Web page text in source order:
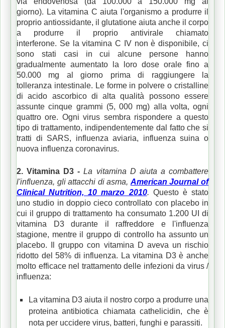
giorno). La vitamina C aiuta l'organismo a produrre il
proprio antiossidante, il glutatione aiuta anche il corpo
a produrre il proprio antivirale chiamato
interferone. Se la vitamina C IV non è disponibile, ci
sono stati casi in cui alcune persone hanno
gradualmente aumentato la loro dose orale fino a
50.000 mg al giorno prima di raggiungere la
tolleranza intestinale. Le forme in polvere o cristalline
di acido ascorbico di alta qualità possono essere
assunte cinque grammi (5, 000 mg) alla volta, ogni
quattro ore. Ogni virus sembra rispondere a questo
tipo di trattamento, indipendentemente dal fatto che si
tratti di SARS, influenza aviaria, influenza suina o
nuova influenza coronavirus.
2. Vitamina D3 -La vitamina D aiuta a combattere
l'influenza, gli attacchi di asma,American Journal of
Clinical Nutrition, 10 marzo 2010. Questo è stato
uno studio in doppio cieco controllato con placebo in
cui il gruppo di trattamento ha consumato 1.200 UI di
vitamina D3 durante il raffreddore e l'influenza
stagione, mentre il gruppo di controllo ha assunto un
placebo.
Il gruppo con vitamina D aveva un rischio
ridotto del 58% di influenza. La vitamina D3 è anche
molto efficace nel trattamento delle infezioni da virus /
influenza:
La vitamina D3 aiuta il nostro corpo a produrre una
proteina antibiotica chiamata cathelicidin, che è
nota per uccidere virus, batteri, funghi e parassiti.